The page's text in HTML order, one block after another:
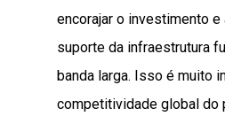
encorajar o investimento e
suporte da infraestrutura
banda larga. Isso é muito
competitividade global do